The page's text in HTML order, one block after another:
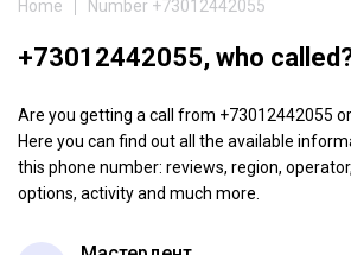
Home Number +73012442055
+73012442055, who
Are you getting a call from +73012442055
Here you can find out all the available
this phone number: reviews, region,
options, activity and much more.